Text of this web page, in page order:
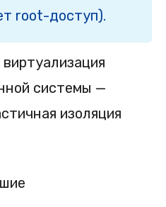
root-доступ).
системы —
изоляция